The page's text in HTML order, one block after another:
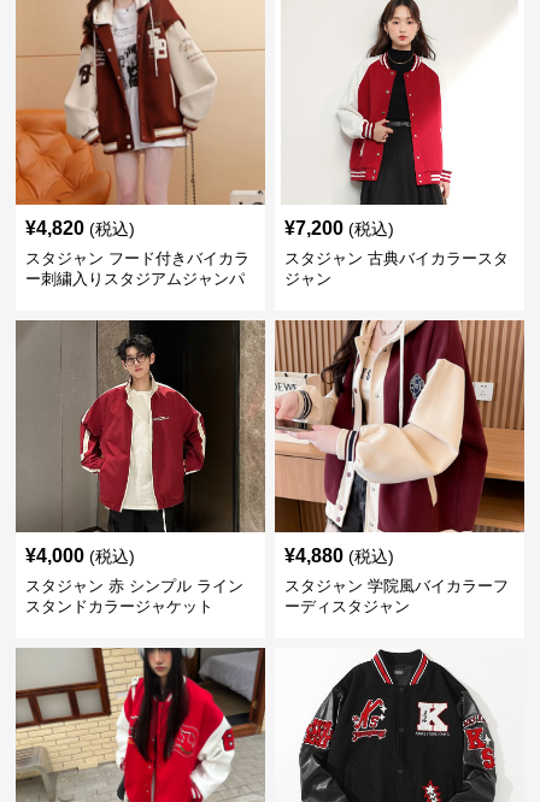
¥4,820 (税込)
スタジャン フード付きバイカラ
ー刺繍入りスタジアムジャンパ
¥7,200 (税込)
スタジャン 古典バイカラースタ
ジャン
¥4,000 (税込)
スタジャン 赤 シンプル ライン
スタンドカラージャケット
¥4,880 (税込)
スタジャン 学院風バイカラーフ
ーディスタジャン